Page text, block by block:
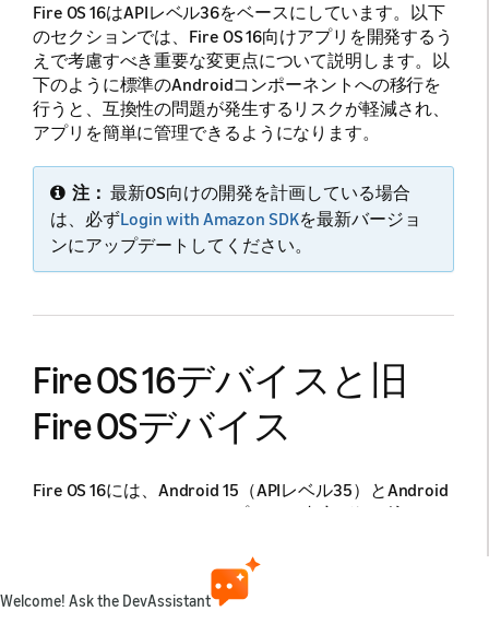
Fire OS 16はAPIレベル36をベースにしています。以下
のセクションでは、Fire OS 16向けアプリを開発するう
えで考慮すべき重要な変更点について説明します。以
下のように標準のAndroidコンポーネントへの移行を
行うと、互換性の問題が発生するリスクが軽減され、
アプリを簡単に管理できるようになります。
注： 最新OS向けの開発を計画している場合
は、必ずLogin with Amazon SDKを最新バージョ
ンにアップデートしてください。
Fire OS 16デバイスと旧
Fire OSデバイス
Fire OS 16には、Android 15（APIレベル35）とAndroid
16（APIレベル36）のアップデート内容が組み込まれ
は、まだ以前のバージョンのFire OSで動作するものも
Welcome! Ask the DevAssistant